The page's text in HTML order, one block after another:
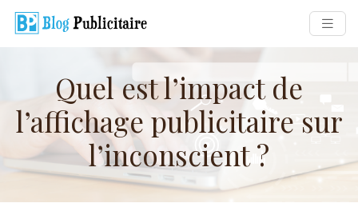
Quel est l’impact de
l’affichage publicitaire sur
l’inconscient ?